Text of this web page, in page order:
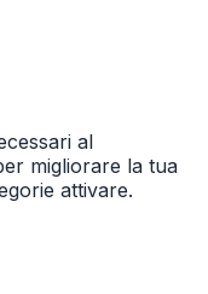
al
migliorare la tua
attivare.